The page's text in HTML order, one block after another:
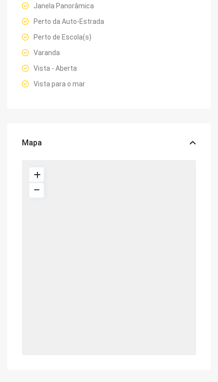
Janela Panorâmica
Perto da Auto-Estrada
Perto de Escola(s)
Varanda
Vista - Aberta
Vista para o mar
Mapa